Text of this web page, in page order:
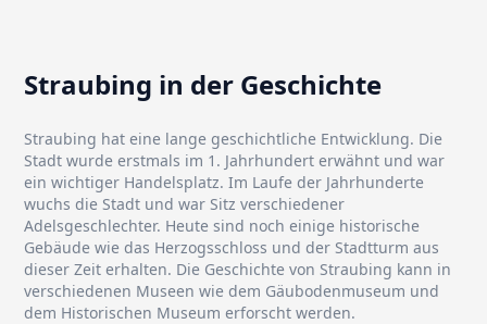
Straubing in der Geschichte
Straubing hat eine lange geschichtliche Entwicklung. Die
Stadt wurde erstmals im 1. Jahrhundert erwähnt und war
ein wichtiger Handelsplatz. Im Laufe der Jahrhunderte
wuchs die Stadt und war Sitz verschiedener
Adelsgeschlechter. Heute sind noch einige historische
Gebäude wie das Herzogsschloss und der Stadtturm aus
dieser Zeit erhalten. Die Geschichte von Straubing kann in
verschiedenen Museen wie dem Gäubodenmuseum und
dem Historischen Museum erforscht werden.